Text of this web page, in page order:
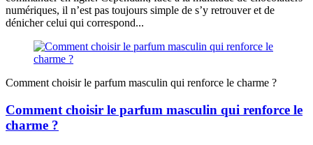
numériques, il n’est pas toujours simple de s’y retrouver et de
dénicher celui qui correspond...
Comment choisir le parfum masculin qui renforce le charme ?
Comment choisir le parfum masculin qui renforce le
charme ?